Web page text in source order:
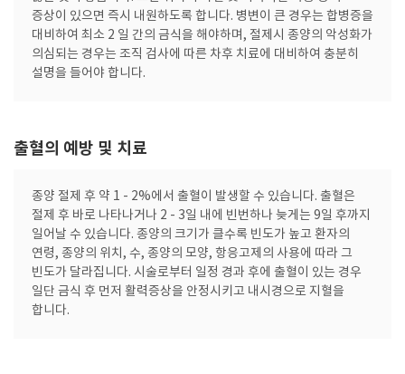
증상이 있으면 즉시 내원하도록 합니다. 병변이 큰 경우는 합병증을
대비하여 최소 2 일 간의 금식을 해야하며, 절제시 종양의 악성화가
의심되는 경우는 조직 검사에 따른 차후 치료에 대비하여 충분히
설명을 들어야 합니다.
출혈의 예방 및 치료
종양 절제 후 약 1 - 2%에서 출혈이 발생할 수 있습니다. 출혈은
절제 후 바로 나타나거나 2 - 3일 내에 빈번하나 늦게는 9일 후까지
일어날 수 있습니다. 종양의 크기가 클수록 빈도가 높고 환자의
연령, 종양의 위치, 수, 종양의 모양, 항응고제의 사용에 따라 그
빈도가 달라집니다. 시술로부터 일정 경과 후에 출혈이 있는 경우
일단 금식 후 먼저 활력증상을 안정시키고 내시경으로 지혈을
합니다.